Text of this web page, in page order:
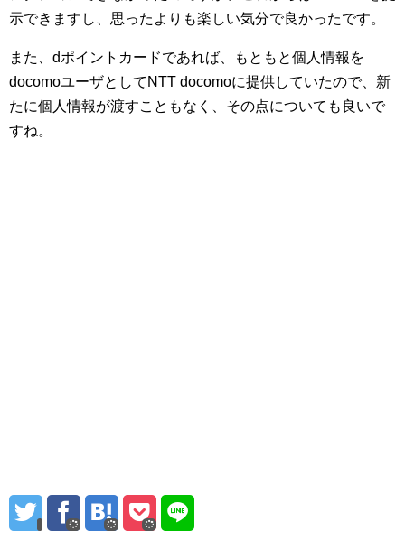
示できますし、思ったよりも楽しい気分で良かったです。
また、dポイントカードであれば、もともと個人情報を
docomoユーザとしてNTT docomoに提供していたので、新
たに個人情報が渡すこともなく、その点についても良いで
すね。